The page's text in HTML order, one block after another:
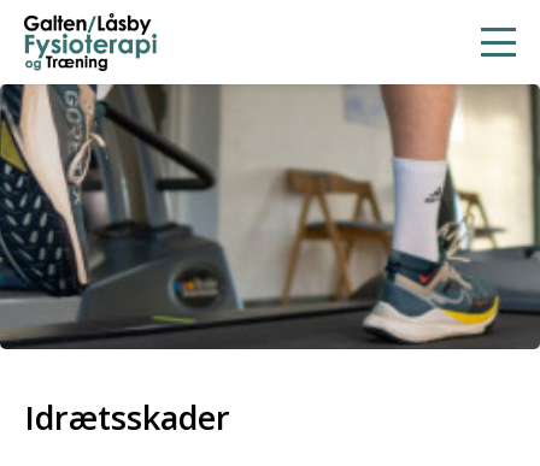
Idrætsskader